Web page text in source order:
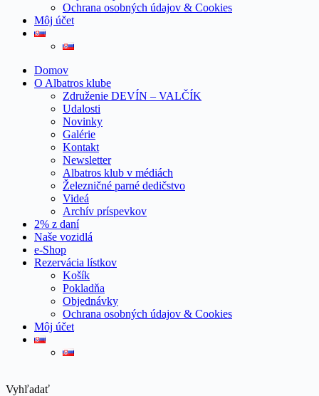
Ochrana osobných údajov & Cookies
Môj účet
Domov
O Albatros klube
Združenie DEVÍN – VALČÍK
Udalosti
Novinky
Galérie
Kontakt
Newsletter
Albatros klub v médiách
Železničné parné dedičstvo
Videá
Archív príspevkov
2% z daní
Naše vozidlá
e-Shop
Rezervácia lístkov
Košík
Pokladňa
Objednávky
Ochrana osobných údajov & Cookies
Môj účet
Vyhľadať